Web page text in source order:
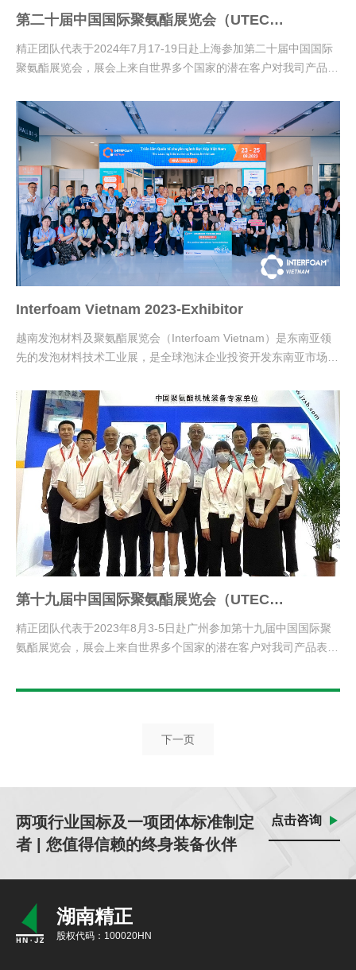
第二十届中国国际聚氨酯展览会（UTECH
Asia/PU China 2024)
精正团队代表于2024年7月17-19日赴上海参加第二十届中国国际
聚氨酯展览会，展会上来自世界多个国家的潜在客户对我司产品表
Interfoam Vietnam 2023-Exhibitor
越南发泡材料及聚氨酯展览会（Interfoam Vietnam）是东南亚领
先的发泡材料技术工业展，是全球泡沫企业投资开发东南亚市场的
第十九届中国国际聚氨酯展览会（UTECH
Asia/PU China 2023)
精正团队代表于2023年8月3-5日赴广州参加第十九届中国国际聚
氨酯展览会，展会上来自世界多个国家的潜在客户对我司产品表现
下一页
两项行业国标及一项团体标准制定
者 | 您值得信赖的终身装备伙伴
点击咨询
湖南精正
股权代码：100020HN